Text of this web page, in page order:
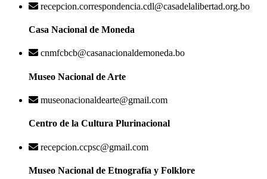
recepcion.correspondencia.cdl@casadelalibertad.org.bo
Casa Nacional de Moneda
cnmfcbcb@casanacionaldemoneda.bo
Museo Nacional de Arte
museonacionaldearte@gmail.com
Centro de la Cultura Plurinacional
recepcion.ccpsc@gmail.com
Museo Nacional de Etnografía y Folklore